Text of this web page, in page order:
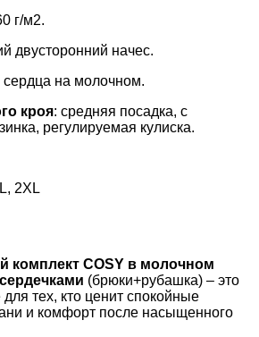
г/м2.
двусторонний начес.
сердца на молочном.
кроя: средняя посадка, с
регулируемая кулиска.
2XL
комплект COSY в молочном
(брюки+рубашка) – это
тех, кто ценит спокойные
и комфорт после насыщенного